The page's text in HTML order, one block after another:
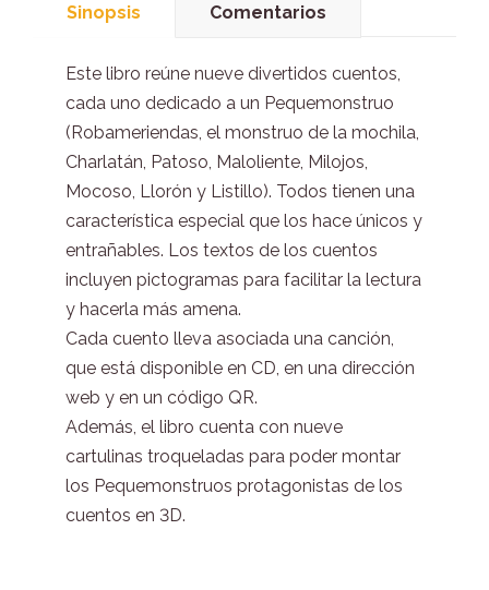
Sinopsis Comentarios
Este libro reúne nueve divertidos cuentos,
cada uno dedicado a un Pequemonstruo
(Robameriendas, el monstruo de la mochila,
Charlatán, Patoso, Maloliente, Milojos,
Mocoso, Llorón y Listillo). Todos tienen una
característica especial que los hace únicos y
entrañables. Los textos de los cuentos
incluyen pictogramas para facilitar la lectura
y hacerla más amena.
Cada cuento lleva asociada una canción,
que está disponible en CD, en una dirección
web y en un código QR.
Además, el libro cuenta con nueve
cartulinas troqueladas para poder montar
los Pequemonstruos protagonistas de los
cuentos en 3D.